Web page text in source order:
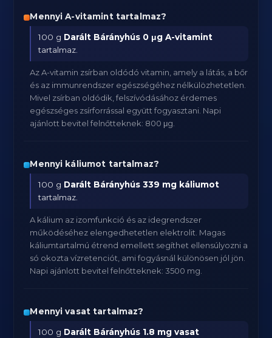
Mennyi A-vitamint tartalmaz?
100 g Darált Bárányhús 0 μg A-vitamint
tartalmaz.
Az A-vitamin zsírban oldódó vitamin, amely a látás, a bőr
és az immunrendszer egészségéhez nélkülözhetetlen.
Mivel zsírban oldódik, felszívódásához érdemes
egészséges zsírforrással együtt fogyasztani. Napi
ajánlott bevitel felnőtteknek: 800 μg.
Mennyi káliumot tartalmaz?
100 g Darált Bárányhús 339 mg káliumot
tartalmaz.
A kálium az izomfunkció és az idegrendszer
működéséhez elengedhetetlen elektrolit. Magas
káliumtartalmú étrend emellett segíthet ellensúlyozni a
só okozta vízretenciót, ami fogyásnál különösen jól jön.
Napi ajánlott bevitel felnőtteknek: 3500 mg.
Mennyi vasat tartalmaz?
100 g Darált Bárányhús 1.8 mg vasat